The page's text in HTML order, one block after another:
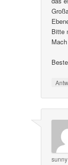
Bitte